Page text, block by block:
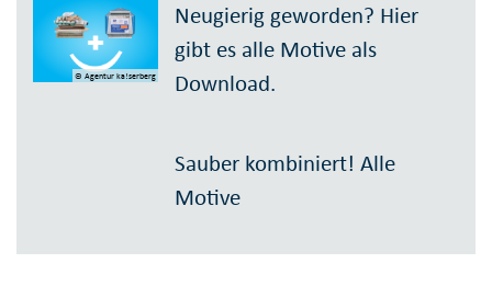
© Agentur ka!serberg
Neugierig geworden? Hier
gibt es alle Motive als
Download.
Sauber kombiniert! Alle
Motive